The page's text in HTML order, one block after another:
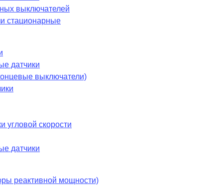
выключателей
стационарные
датчики
выключатели)
угловой скорости
датчики
реактивной мощности)